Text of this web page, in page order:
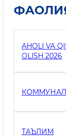
AHOLI VA
OLISH 2026
ТАЪЛИМ